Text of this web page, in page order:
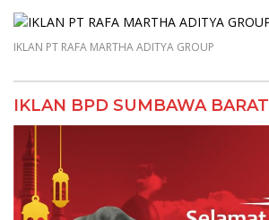
IKLAN PT RAFA MARTHA ADITYA GROUP
IKLAN BPD SUMBAWA BARAT